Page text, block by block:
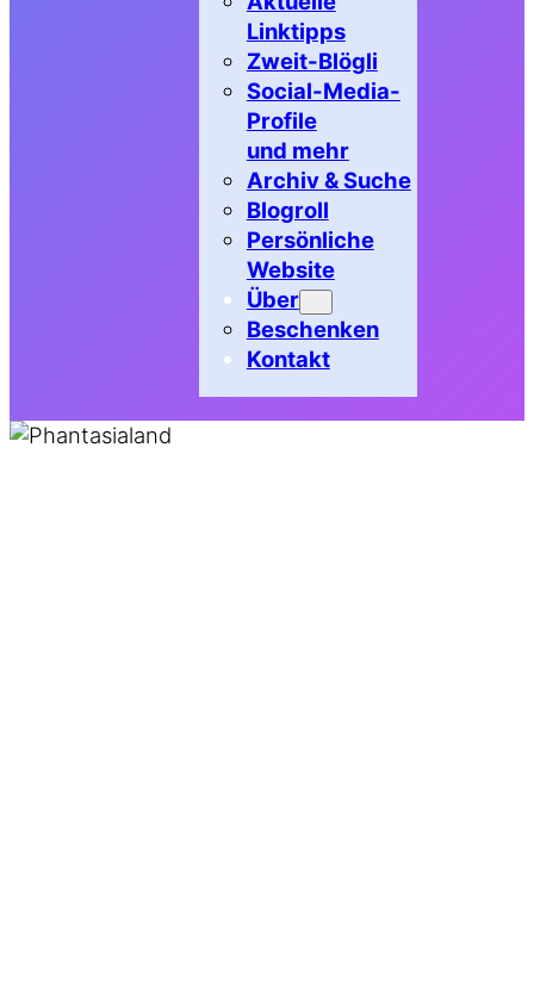
Linktipps
Zweit-Blögli
Social-Media-
Profile
und mehr
Archiv & Suche
Blogroll
Persönliche
Website
Über
Beschenken
Kontakt